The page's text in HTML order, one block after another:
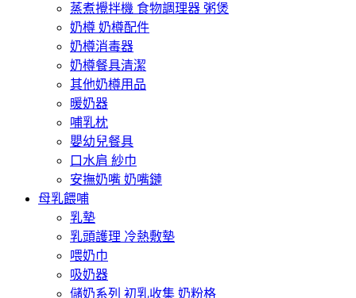
蒸煮攪拌機 食物調理器 粥煲
奶樽 奶樽配件
奶樽消毒器
奶樽餐具清潔
其他奶樽用品
暖奶器
哺乳枕
嬰幼兒餐具
口水肩 紗巾
安撫奶嘴 奶嘴鏈
母乳餵哺
乳墊
乳頭護理 冷熱敷墊
喂奶巾
吸奶器
儲奶系列 初乳收集 奶粉格